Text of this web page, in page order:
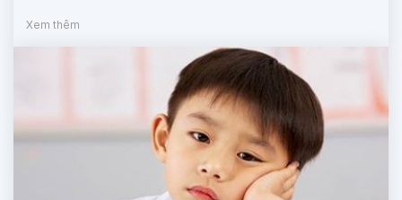
Xem thêm